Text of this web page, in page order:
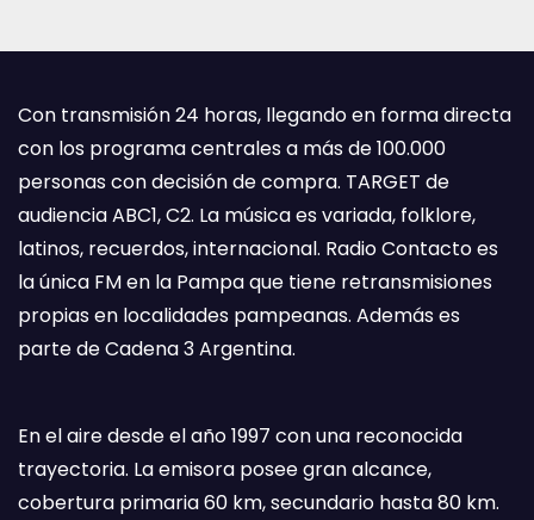
Con transmisión 24 horas, llegando en forma directa
con los programa centrales a más de 100.000
personas con decisión de compra. TARGET de
audiencia ABC1, C2. La música es variada, folklore,
latinos, recuerdos, internacional. Radio Contacto es
la única FM en la Pampa que tiene retransmisiones
propias en localidades pampeanas. Además es
parte de Cadena 3 Argentina.
En el aire desde el año 1997 con una reconocida
trayectoria. La emisora posee gran alcance,
cobertura primaria 60 km, secundario hasta 80 km.